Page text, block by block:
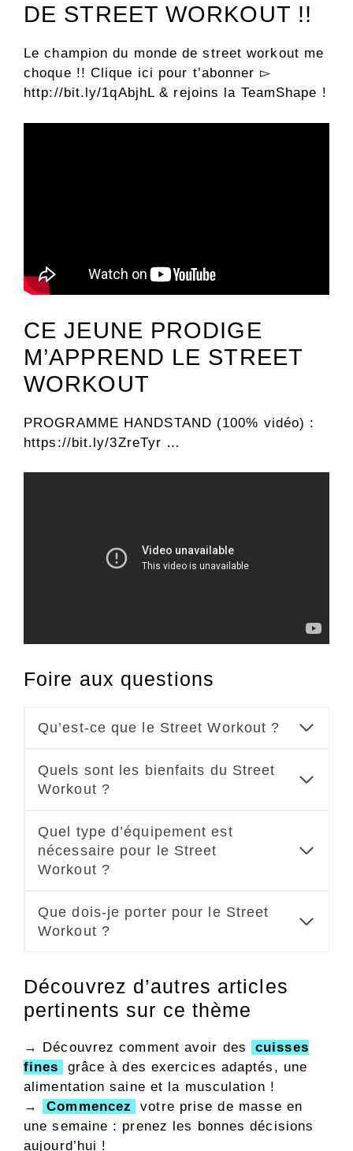
DE STREET WORKOUT !!
Le champion du monde de street workout me
choque !! Clique ici pour t’abonner ▻
http://bit.ly/1qAbjhL & rejoins la TeamShape !
CE JEUNE PRODIGE
M’APPREND LE STREET
WORKOUT
PROGRAMME HANDSTAND (100% vidéo) :
https://bit.ly/3ZreTyr …
Foire aux questions
Qu’est-ce que le Street Workout ?
Quels sont les bienfaits du Street
Workout ?
Quel type d’équipement est
nécessaire pour le Street
Workout ?
Que dois-je porter pour le Street
Workout ?
Découvrez d’autres articles
pertinents sur ce thème
→ Découvrez comment avoir des
cuisses
fines
grâce à des exercices adaptés, une
alimentation saine et la musculation !
→
Commencez
votre prise de masse en
une semaine : prenez les bonnes décisions
aujourd’hui !